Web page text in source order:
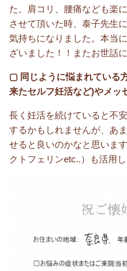
た。肩コリ、腰痛なども楽
させて頂いた時、泰子先生
気持ちになりました。本当
ざいました！！またお世話
▢ 同じように悩まれている
来たセルフ妊活など)やメッ
長く妊活を続けていると不
するかもしれませんが、あ
せると良いのかなと思いま
クトフェリンetc..）も活用